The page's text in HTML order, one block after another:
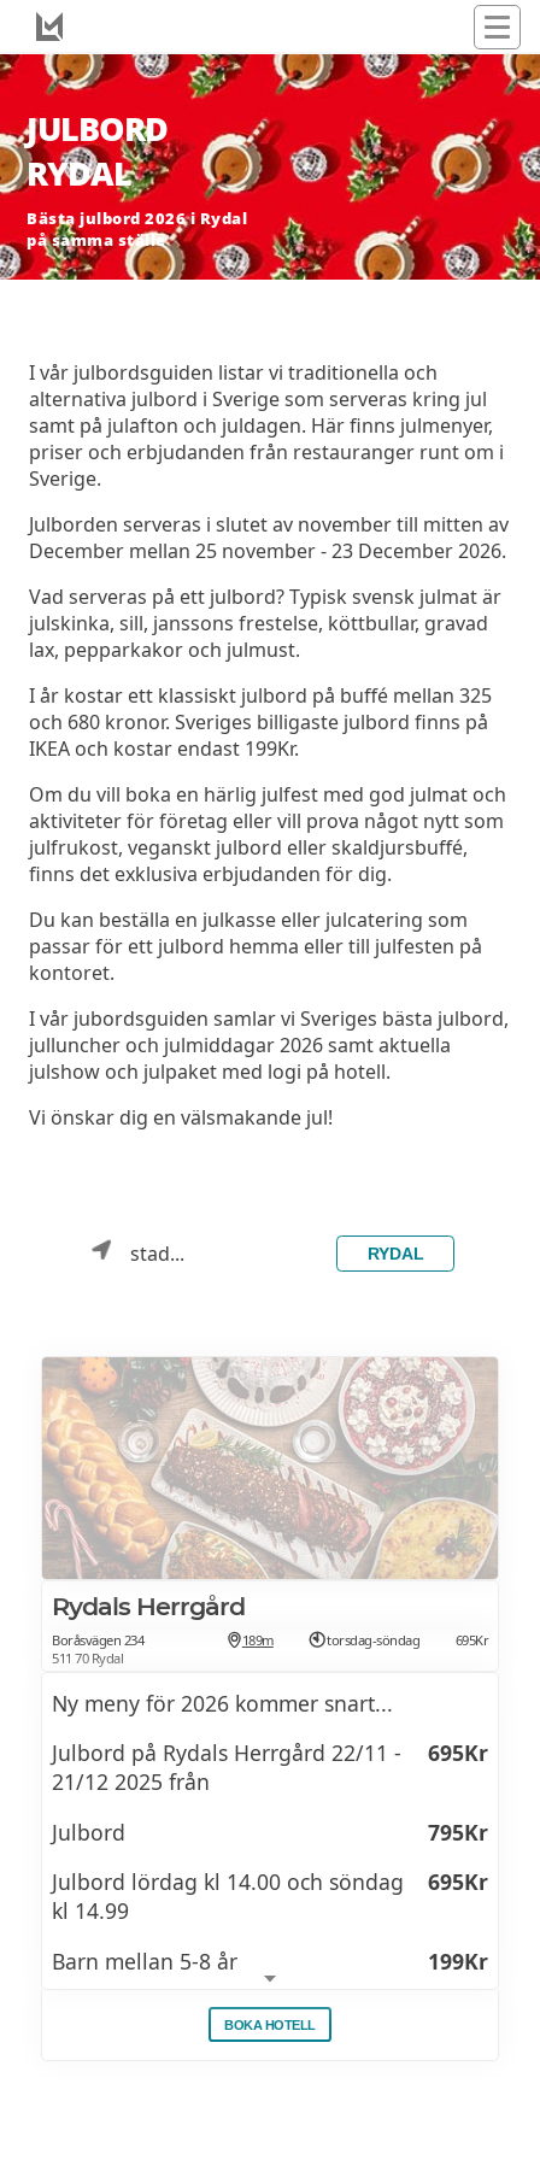
JULBORD
RYDAL
Bästa julbord 2026 i Rydal
på samma ställe
I vår julbordsguiden listar vi traditionella och
alternativa julbord i Sverige som serveras kring jul
samt på julafton och juldagen. Här finns julmenyer,
priser och erbjudanden från restauranger runt om i
Sverige.
Julborden serveras i slutet av november till mitten av
December mellan 25 november - 23 December 2026.
Vad serveras på ett julbord? Typisk svensk julmat är
julskinka, sill, janssons frestelse, köttbullar, gravad
lax, pepparkakor och julmust.
I år kostar ett klassiskt julbord på buffé mellan 325
och 680 kronor. Sveriges billigaste julbord finns på
IKEA och kostar endast 199Kr.
Om du vill boka en härlig julfest med god julmat och
aktiviteter för företag eller vill prova något nytt som
julfrukost, veganskt julbord eller skaldjursbuffé,
finns det exklusiva erbjudanden för dig.
Du kan beställa en julkasse eller julcatering som
passar för ett julbord hemma eller till julfesten på
kontoret.
I vår jubordsguiden samlar vi Sveriges bästa julbord,
julluncher och julmiddagar 2026 samt aktuella
julshow och julpaket med logi på hotell.
Vi önskar dig en välsmakande jul!
stad... RYDAL
Rydals Herrgård
Boråsvägen 234
511 70 Rydal
189m torsdag-söndag 695Kr
Ny meny för 2026 kommer snart...
Julbord på Rydals Herrgård 22/11 -
21/12 2025 från
695Kr
Julbord
795Kr
Julbord lördag kl 14.00 och söndag
kl 14.99
695Kr
Barn mellan 5-8 år
199Kr
Barn mellan 9-12 årBOKA HOTELL